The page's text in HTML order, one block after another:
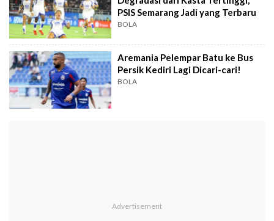
PSIS Semarang Jadi yang Terbaru
BOLA
Aremania Pelempar Batu ke Bus
Persik Kediri Lagi Dicari-cari!
BOLA